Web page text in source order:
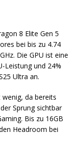
8 Elite Gen 5
bei bis zu 4.74
Die GPU ist eine
Leistung und 24%
Ultra an.
da bereits
Sprung sichtbar
Bis zu 16GB
Headroom bei